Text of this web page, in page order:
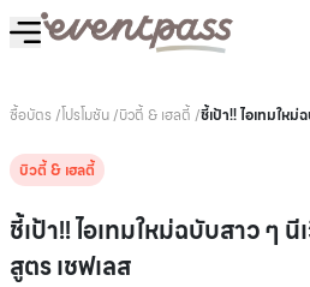
ซื้อบัตร /โปรโมชัน/บิวตี้ & เฮลตี้ /ชี้เป้า!! ไอเทมให
บิวตี้ & เฮลตี้
ชี้เป้า!! ไอเทมใหม่ฉบับสาว ๆ
สูตร เชฟเลส